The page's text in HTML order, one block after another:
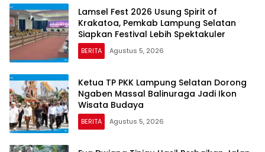
Lamsel Fest 2026 Usung Spirit of
Krakatoa, Pemkab Lampung Selatan
Siapkan Festival Lebih Spektakuler
BERITA Agustus 5, 2026
Ketua TP PKK Lampung Selatan Dorong
Ngaben Massal Balinuraga Jadi Ikon
Wisata Budaya
BERITA Agustus 5, 2026